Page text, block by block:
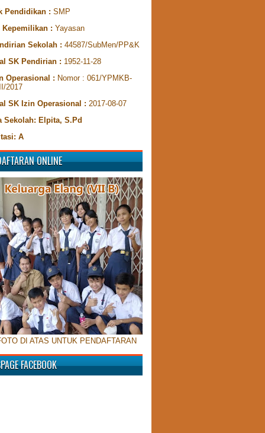
Pendidikan : SMP
Kepemilikan : Yayasan
Sekolah : 44587/SubMen/PP&K
SK Pendirian : 1952-11-28
Operasional : Nomor : 061/YPMKB-
2017
SK Izin Operasional : 2017-08-07
Sekolah: Elpita, S.Pd
A
ONLINE
DI ATAS UNTUK PENDAFTARAN
FACEBOOK